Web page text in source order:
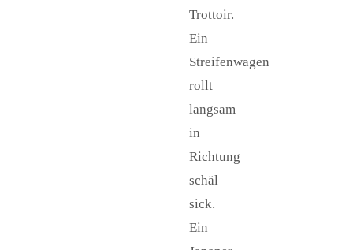
Trottoir.
Ein
Streifenwagen
rollt
langsam
in
Richtung
schäl
sick.
Ein